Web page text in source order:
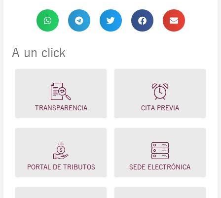
A un click
TRANSPARENCIA CITA PREVIA
PORTAL DE TRIBUTOS SEDE ELECTRÓNICA